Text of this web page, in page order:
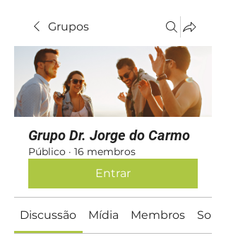
Grupos
Grupo Dr. Jorge do Carmo
Público · 16 membros
Entrar
Discussão Mídia Membros Sobre